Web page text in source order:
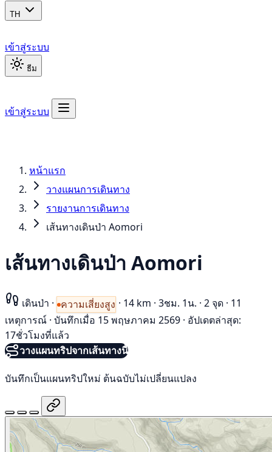
TH
เข้าสู่ระบบ
ธีม
เข้าสู่ระบบ
หน้าแรก
วางแผนการเดินทาง
รายงานการเดินทาง
เส้นทางเดินป่า Aomori
เส้นทางเดินป่า Aomori
เดินป่า · ความเสี่ยงสูง · 14 km · 3ชม. 1น. · 2 จุด · 11
เหตุการณ์ · บันทึกเมื่อ 15 พฤษภาคม 2569 · อัปเดตล่าสุด:
17ชั่วโมงที่แล้ว
วางแผนทริปจากเส้นทางนี้
บันทึกเป็นแผนทริปใหม่ ต้นฉบับไม่เปลี่ยนแปลง